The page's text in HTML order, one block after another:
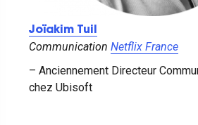
Joïakim Tuil
Communication Netflix France
– Anciennement Directeur
chez Ubisoft